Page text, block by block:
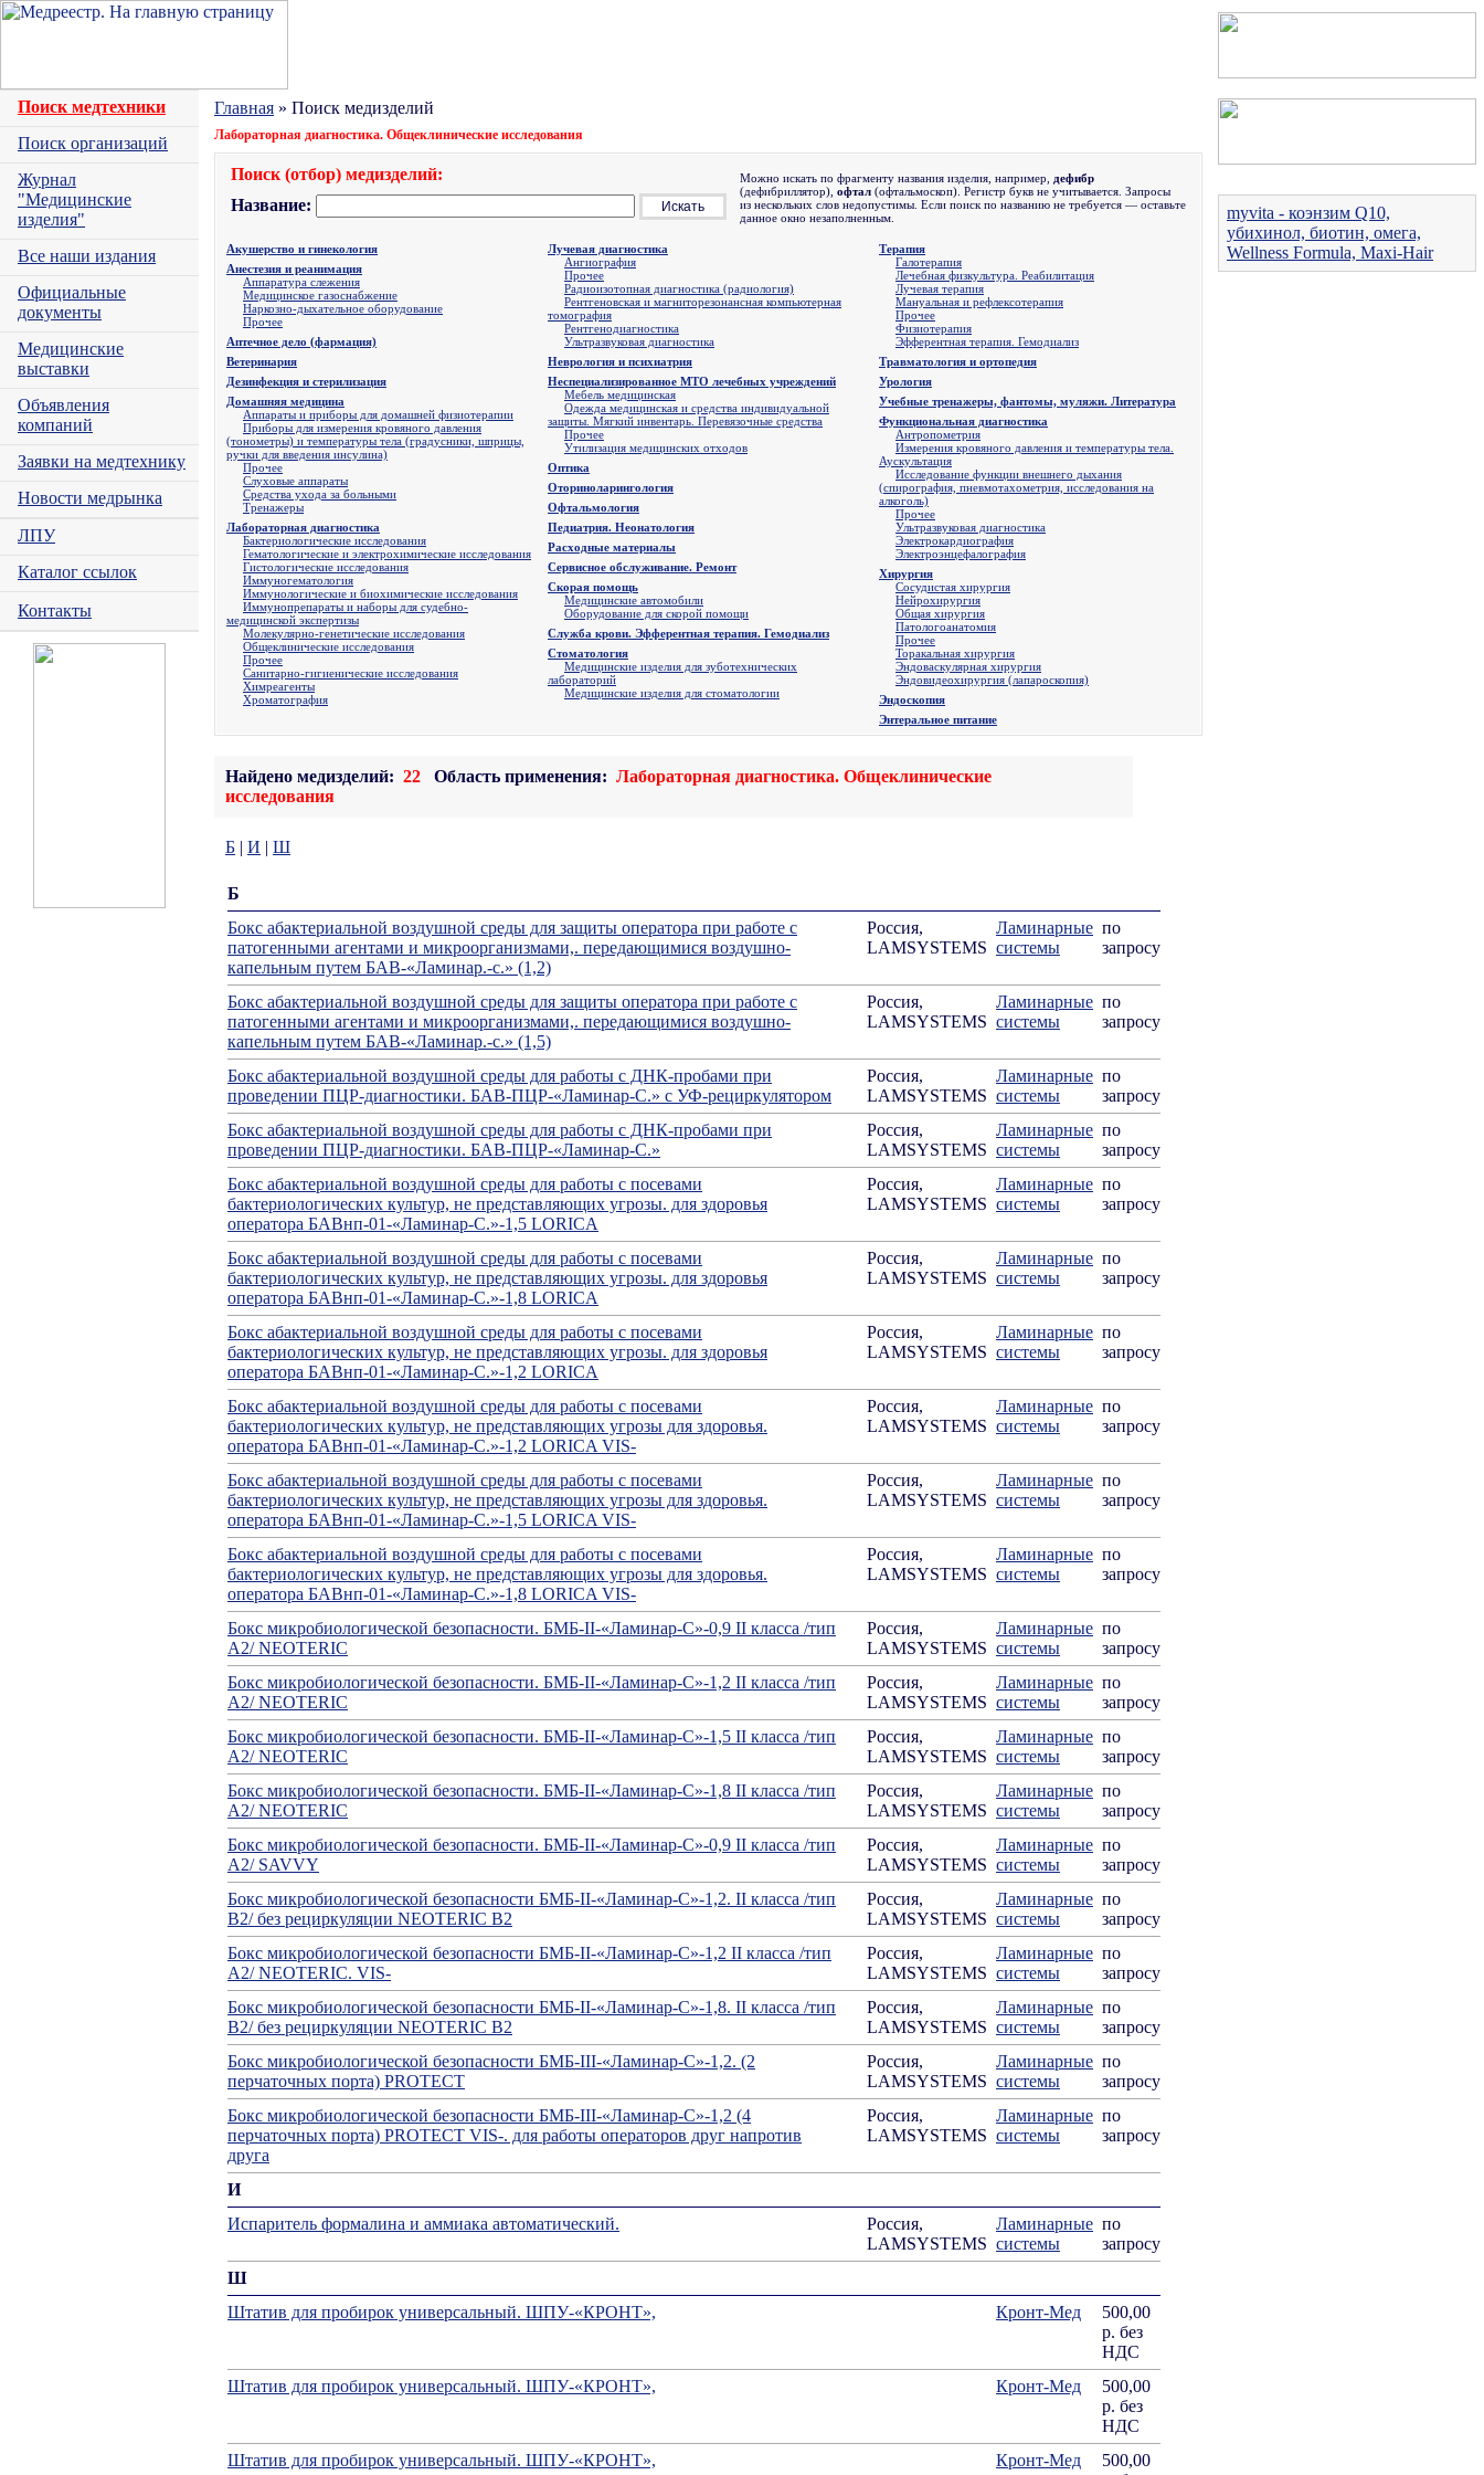
Поиск медтехники
Поиск организаций
Журнал
"Медицинские
изделия"
Все наши издания
Официальные
документы
Медицинские
выставки
Объявления
компаний
Заявки на медтехнику
Новости медрынка
ЛПУ
Каталог ссылок
Контакты
Главная » Поиск медизделий
Лабораторная диагностика. Общеклинические исследования
Поиск (отбор) медизделий:
Название:
Можно искать по фрагменту названия изделия, например, дефибр
(дефибриллятор), офтал (офтальмоскоп). Регистр букв не учитывается. Запросы
из нескольких слов недопустимы. Если поиск по названию не требуется — оставьте
данное окно незаполненным.
Акушерство и гинекология
Анестезия и реанимация
Аппаратура слежения
Медицинское газоснабжение
Наркозно-дыхательное оборудование
Прочее
Аптечное дело (фармация)
Ветеринария
Дезинфекция и стерилизация
Домашняя медицина
Аппараты и приборы для домашней физиотерапии
Приборы для измерения кровяного давления
(тонометры) и температуры тела (градусники, шприцы,
ручки для введения инсулина)
Прочее
Слуховые аппараты
Средства ухода за больными
Тренажеры
Лабораторная диагностика
Бактериологические исследования
Гематологические и электрохимические исследования
Гистологические исследования
Иммуногематология
Иммунологические и биохимические исследования
Иммунопрепараты и наборы для судебно-
медицинской экспертизы
Молекулярно-генетические исследования
Общеклинические исследования
Прочее
Санитарно-гигиенические исследования
Химреагенты
Хроматография
Лучевая диагностика
Ангиография
Прочее
Радиоизотопная диагностика (радиология)
Рентгеновская и магниторезонансная компьютерная
томография
Рентгенодиагностика
Ультразвуковая диагностика
Неврология и психиатрия
Неспециализированное МТО лечебных учреждений
Мебель медицинская
Одежда медицинская и средства индивидуальной
защиты. Мягкий инвентарь. Перевязочные средства
Прочее
Утилизация медицинских отходов
Оптика
Оториноларингология
Офтальмология
Педиатрия. Неонатология
Расходные материалы
Сервисное обслуживание. Ремонт
Скорая помощь
Медицинские автомобили
Оборудование для скорой помощи
Служба крови. Эфферентная терапия. Гемодиализ
Стоматология
Медицинские изделия для зуботехнических
лабораторий
Медицинские изделия для стоматологии
Терапия
Галотерапия
Лечебная физкультура. Реабилитация
Лучевая терапия
Мануальная и рефлексотерапия
Прочее
Физиотерапия
Эфферентная терапия. Гемодиализ
Травматология и ортопедия
Урология
Учебные тренажеры, фантомы, муляжи. Литература
Функциональная диагностика
Антропометрия
Измерения кровяного давления и температуры тела.
Аускультация
Исследование функции внешнего дыхания
(спирография, пневмотахометрия, исследования на
алкоголь)
Прочее
Ультразвуковая диагностика
Электрокардиография
Электроэнцефалография
Хирургия
Cосудистая хирургия
Нейрохирургия
Общая хирургия
Патологоанатомия
Прочее
Торакальная хирургия
Эндоваскулярная хирургия
Эндовидеохирургия (лапароскопия)
Эндоскопия
Энтеральное питание
Найдено медизделий: 22 Область применения: Лабораторная диагностика. Общеклинические
исследования
Б | И | Ш
Б
Бокс абактериальной воздушной среды для защиты оператора при работе с
патогенными агентами и микроорганизмами,. передающимися воздушно-
капельным путем БАВ-«Ламинар.-с.» (1,2)
Россия,
LAMSYSTEMS
Ламинарные
системы
по
запросу
Бокс абактериальной воздушной среды для защиты оператора при работе с
патогенными агентами и микроорганизмами,. передающимися воздушно-
капельным путем БАВ-«Ламинар.-с.» (1,5)
Россия,
LAMSYSTEMS
Ламинарные
системы
по
запросу
Бокс абактериальной воздушной среды для работы с ДНК-пробами при
проведении ПЦР-диагностики. БАВ-ПЦР-«Ламинар-С.» с УФ-рециркулятором
Россия,
LAMSYSTEMS
Ламинарные
системы
по
запросу
Бокс абактериальной воздушной среды для работы с ДНК-пробами при
проведении ПЦР-диагностики. БАВ-ПЦР-«Ламинар-С.»
Россия,
LAMSYSTEMS
Ламинарные
системы
по
запросу
Бокс абактериальной воздушной среды для работы с посевами
бактериологических культур, не представляющих угрозы. для здоровья
оператора БАВнп-01-«Ламинар-С.»-1,5 LORICA
Россия,
LAMSYSTEMS
Ламинарные
системы
по
запросу
Бокс абактериальной воздушной среды для работы с посевами
бактериологических культур, не представляющих угрозы. для здоровья
оператора БАВнп-01-«Ламинар-С.»-1,8 LORICA
Россия,
LAMSYSTEMS
Ламинарные
системы
по
запросу
Бокс абактериальной воздушной среды для работы с посевами
бактериологических культур, не представляющих угрозы. для здоровья
оператора БАВнп-01-«Ламинар-С.»-1,2 LORICA
Россия,
LAMSYSTEMS
Ламинарные
системы
по
запросу
Бокс абактериальной воздушной среды для работы с посевами
бактериологических культур, не представляющих угрозы для здоровья.
оператора БАВнп-01-«Ламинар-С.»-1,2 LORICA VIS-
Россия,
LAMSYSTEMS
Ламинарные
системы
по
запросу
Бокс абактериальной воздушной среды для работы с посевами
бактериологических культур, не представляющих угрозы для здоровья.
оператора БАВнп-01-«Ламинар-С.»-1,5 LORICA VIS-
Россия,
LAMSYSTEMS
Ламинарные
системы
по
запросу
Бокс абактериальной воздушной среды для работы с посевами
бактериологических культур, не представляющих угрозы для здоровья.
оператора БАВнп-01-«Ламинар-С.»-1,8 LORICA VIS-
Россия,
LAMSYSTEMS
Ламинарные
системы
по
запросу
Бокс микробиологической безопасности. БМБ-II-«Ламинар-С»-0,9 II класса /тип
А2/ NEOTERIC
Россия,
LAMSYSTEMS
Ламинарные
системы
по
запросу
Бокс микробиологической безопасности. БМБ-II-«Ламинар-С»-1,2 II класса /тип
А2/ NEOTERIC
Россия,
LAMSYSTEMS
Ламинарные
системы
по
запросу
Бокс микробиологической безопасности. БМБ-II-«Ламинар-С»-1,5 II класса /тип
А2/ NEOTERIC
Россия,
LAMSYSTEMS
Ламинарные
системы
по
запросу
Бокс микробиологической безопасности. БМБ-II-«Ламинар-С»-1,8 II класса /тип
А2/ NEOTERIC
Россия,
LAMSYSTEMS
Ламинарные
системы
по
запросу
Бокс микробиологической безопасности. БМБ-II-«Ламинар-С»-0,9 II класса /тип
А2/ SAVVY
Россия,
LAMSYSTEMS
Ламинарные
системы
по
запросу
Бокс микробиологической безопасности БМБ-II-«Ламинар-С»-1,2. II класса /тип
В2/ без рециркуляции NEOTERIC В2
Россия,
LAMSYSTEMS
Ламинарные
системы
по
запросу
Бокс микробиологической безопасности БМБ-II-«Ламинар-С»-1,2 II класса /тип
А2/ NEOTERIC. VIS-
Россия,
LAMSYSTEMS
Ламинарные
системы
по
запросу
Бокс микробиологической безопасности БМБ-II-«Ламинар-С»-1,8. II класса /тип
В2/ без рециркуляции NEOTERIC В2
Россия,
LAMSYSTEMS
Ламинарные
системы
по
запросу
Бокс микробиологической безопасности БМБ-III-«Ламинар-С»-1,2. (2
перчаточных порта) PROTECT
Россия,
LAMSYSTEMS
Ламинарные
системы
по
запросу
Бокс микробиологической безопасности БМБ-III-«Ламинар-С»-1,2 (4
перчаточных порта) PROTECT VIS-. для работы операторов друг напротив
друга
Россия,
LAMSYSTEMS
Ламинарные
системы
по
запросу
И
Испаритель формалина и аммиака автоматический.
Россия,
LAMSYSTEMS
Ламинарные
системы
по
запросу
Ш
Штатив для пробирок универсальный. ШПУ-«КРОНТ»,
Кронт-Мед
500,00
р. без
НДС
Штатив для пробирок универсальный. ШПУ-«КРОНТ»,
Кронт-Мед
500,00
р. без
НДС
Штатив для пробирок универсальный. ШПУ-«КРОНТ»,
Кронт-Мед
500,00
myvita - коэнзим Q10,
убихинол, биотин, омега,
Wellness Formula, Maxi-Hair